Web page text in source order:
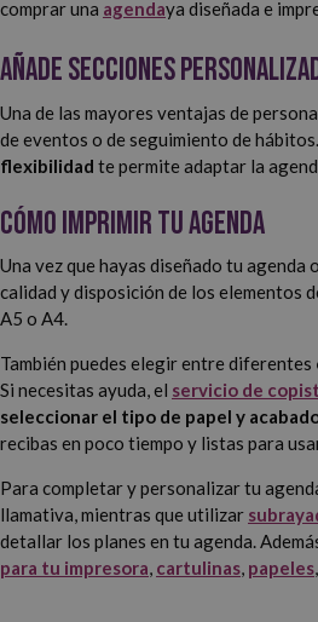
comprar una agendaya diseñada e
Añade secciones
Una de las mayores ventajas de
de eventos o de seguimiento de
flexibilidad te permite adaptar la
Cómo imprimir tu agenda
Una vez que hayas diseñado tu
calidad y disposición de los elementos
A5 o A4.
También puedes elegir entre diferentes
Si necesitas ayuda, el servicio de
seleccionar el tipo de papel y
recibas en poco tiempo y listas para
Para completar y personalizar tu
llamativa, mientras que utilizar
detallar los planes en tu agenda.
para tu impresora, cartulinas, papeles,